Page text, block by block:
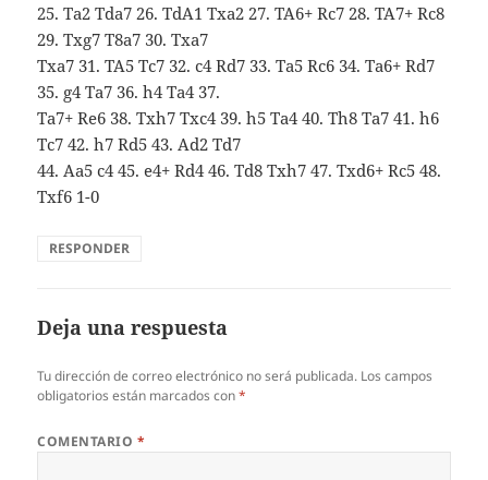
25. Ta2 Tda7 26. TdA1 Txa2 27. TA6+ Rc7 28. TA7+ Rc8
29. Txg7 T8a7 30. Txa7
Txa7 31. TA5 Tc7 32. c4 Rd7 33. Ta5 Rc6 34. Ta6+ Rd7
35. g4 Ta7 36. h4 Ta4 37.
Ta7+ Re6 38. Txh7 Txc4 39. h5 Ta4 40. Th8 Ta7 41. h6
Tc7 42. h7 Rd5 43. Ad2 Td7
44. Aa5 c4 45. e4+ Rd4 46. Td8 Txh7 47. Txd6+ Rc5 48.
Txf6 1-0
RESPONDER
Deja una respuesta
Tu dirección de correo electrónico no será publicada. Los campos
obligatorios están marcados con*
COMENTARIO *